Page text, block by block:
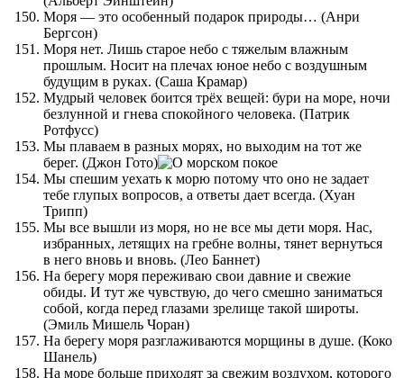
Моря — это особенный подарок природы… (Анри
Бергсон)
Моря нет. Лишь старое небо с тяжелым влажным
прошлым. Носит на плечах юное небо с воздушным
будущим в руках. (Саша Крамар)
Мудрый человек боится трёх вещей: бури на море, ночи
безлунной и гнева спокойного человека. (Патрик
Ротфусс)
Мы плаваем в разных морях, но выходим на тот же
берег. (Джон Гото)
Мы спешим уехать к морю потому что оно не задает
тебе глупых вопросов, а ответы дает всегда. (Хуан
Трипп)
Мы все вышли из моря, но не все мы дети моря. Нас,
избранных, летящих на гребне волны, тянет вернуться
в него вновь и вновь. (Лео Баннет)
На берегу моря переживаю свои давние и свежие
обиды. И тут же чувствую, до чего смешно заниматься
собой, когда перед глазами зрелище такой широты.
(Эмиль Мишель Чоран)
На берегу моря разглаживаются морщины в душе. (Коко
Шанель)
На море больше приходят за свежим воздухом, которого